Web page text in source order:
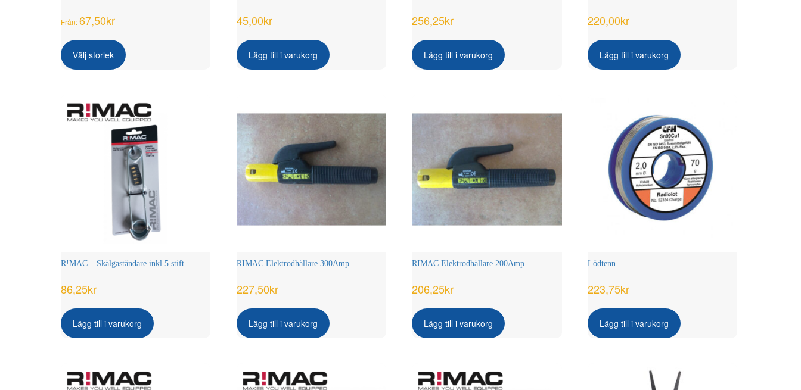
Från:67,50kr
Välj storlek
här
produkten
De
olika
alternativen
kan
väljas
på
produktsidan
45,00kr
Lägg till i varukorg
256,25kr
Lägg till i varukorg
220,00kr
Lägg till i varukorg
R!MAC – Skålgaständare inkl 5 stift
86,25kr
Lägg till i varukorg
RIMAC Elektrodhållare 300Amp
227,50kr
Lägg till i varukorg
RIMAC Elektrodhållare 200Amp
206,25kr
Lägg till i varukorg
Lödtenn
223,75kr
Lägg till i varukorg